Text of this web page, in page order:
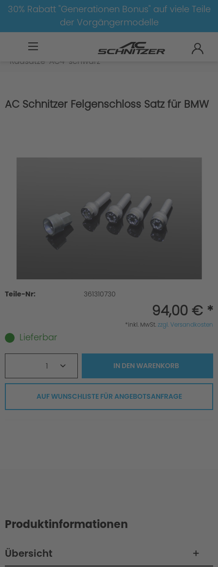
30% Rabatt "Generationen Bonus" auf viele Teile
der Vorgängermodelle
X2-F39
Radsätze-AC4-schwarz
AC Schnitzer Felgenschloss Satz für BMW
Teile-Nr: 361310730
94,00 € *
*inkl. MwSt.zzgl. Versandkosten
Lieferbar
1 IN DENWARENKORB
AUF WUNSCHLISTE FÜR ANGEBOTSANFRAGE
Produktinformationen
Übersicht